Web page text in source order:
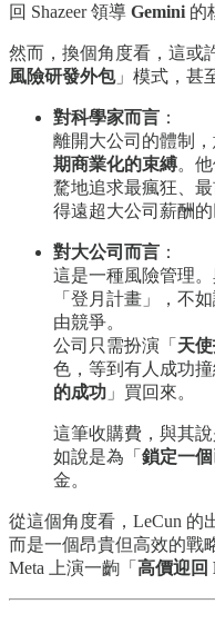
回 Shazeer 領導 Gemini 的
然而，換個角度看，這或
風險研發外包」模式，甚
對科學家而言 ：
離開大公司的體制
期商業化的束縛。
騖地追求最瘋狂、
得遠超大公司薪酬的
對大公司而言 ：
這是一種風險管理
「登月計畫」，不
由競爭。
公司只需扮演「 天
色，等到有人成功
的成功 」買回來。
這筆收購費，與其
如說是為「 鎖定一
金。
從這個角度看，LeCun 的
而是一個昂貴但高效的戰
Meta 上演一齣「 高價迎回